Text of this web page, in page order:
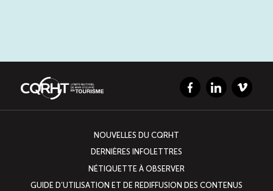
FacebookLinkedInVimeo
NOUVELLES DU CQRHT
DERNIÈRES INFOLETTRES
NÉTIQUETTE À OBSERVER
GUIDE D’UTILISATION ET DE REDIFFUSION DES CONTENUS